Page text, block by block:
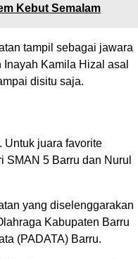
Kebut Semalam
tampil sebagai jawara
Kamila Hizal asal
disitu saja.
Untuk juara favorite
SMAN 5 Barru dan Nurul
yang diselenggarakan
Kabupaten Barru
(PADATA) Barru.